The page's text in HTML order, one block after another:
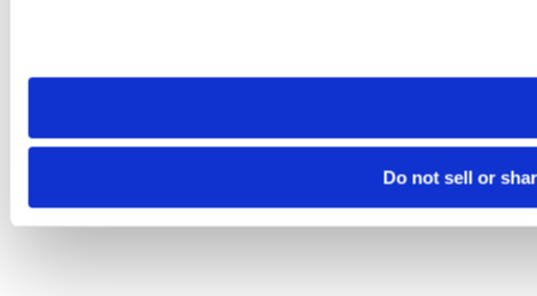
need to be set again.
Do not sell or